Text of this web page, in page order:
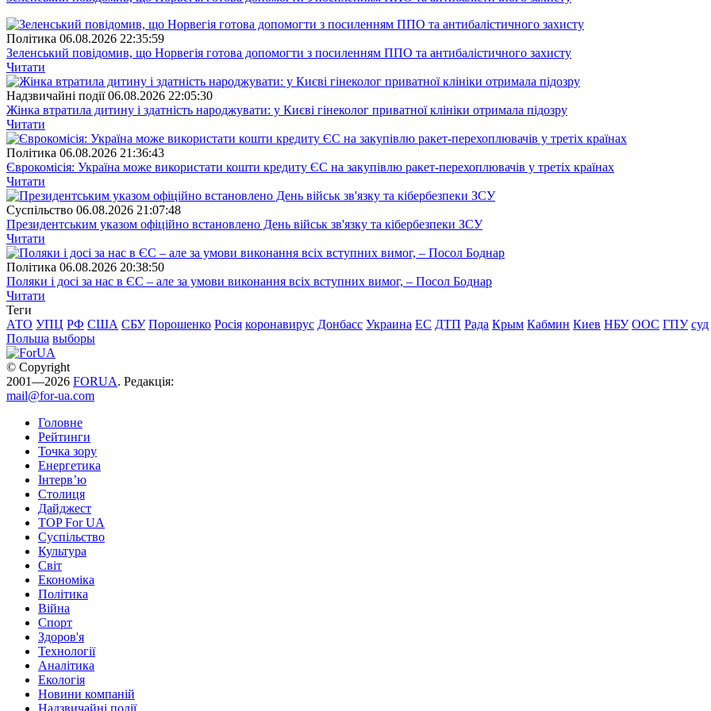
Полiтика 06.08.2026 22:35:59
Зеленський повідомив, що Норвегія готова допомогти з посиленням ППО та антибалістичного захисту
Читати
Надзвичайні події 06.08.2026 22:05:30
Жінка втратила дитину і здатність народжувати: у Києві гінеколог приватної клініки отримала підозру
Читати
Полiтика 06.08.2026 21:36:43
Єврокомісія: Україна може використати кошти кредиту ЄС на закупівлю ракет-перехоплювачів у третіх країнах
Читати
Суспiльство 06.08.2026 21:07:48
Президентським указом офіційно встановлено День військ зв'язку та кібербезпеки ЗСУ
Читати
Полiтика 06.08.2026 20:38:50
Поляки і досі за нас в ЄС – але за умови виконання всіх вступних вимог, – Посол Боднар
Читати
Теги
АТО УПЦ РФ США СБУ Порошенко Росія коронавирус Донбасс Украина ЕС ДТП Рада Крым Кабмин Киев НБУ ООС ГПУ суд
Польша выборы
© Copyright
2001—2026 FORUA. Редакція:
mail@for-ua.com
Головне
Рейтинги
Точка зору
Енергетика
Інтерв’ю
Столиця
Дайджест
TOP For UA
Суспiльство
Культура
Світ
Економіка
Політика
Війна
Спорт
Здоров'я
Технології
Аналітика
Екологія
Новини компаній
Надзвичайні події